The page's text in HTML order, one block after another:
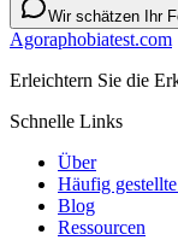
Wir schätzen Ihr
Agoraphobiatest.com
Erleichtern Sie die
Schnelle Links
Über
Häufig
Blog
Ressourcen